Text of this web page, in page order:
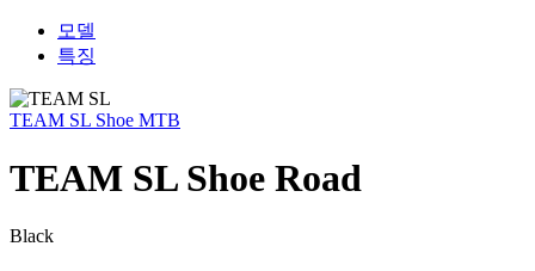
모델
특징
TEAM SL Shoe MTB
TEAM SL Shoe Road
Black